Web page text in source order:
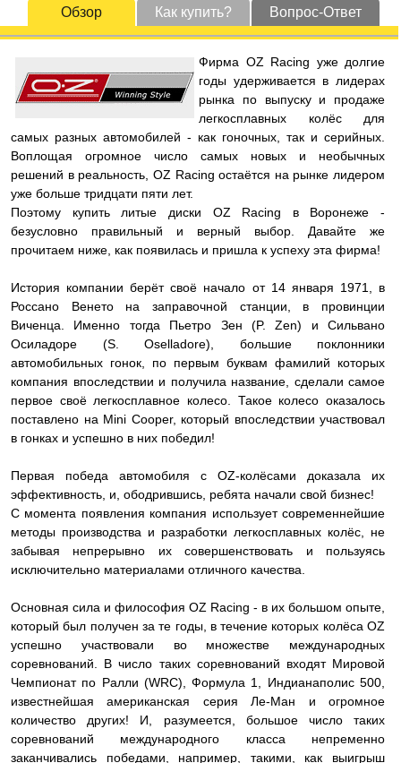
Обзор Как купить? Вопрос-Ответ
Фирма OZ Racing уже долгие
годы удерживается в лидерах
рынка по выпуску и продаже
легкосплавных колёс для
самых разных автомобилей - как гоночных, так и серийных.
Воплощая огромное число самых новых и необычных
решений в реальность, OZ Racing остаётся на рынке лидером
уже больше тридцати пяти лет.
Поэтому купить литые диски OZ Racing в Воронеже -
безусловно правильный и верный выбор. Давайте же
прочитаем ниже, как появилась и пришла к успеху эта фирма!
История компании берёт своё начало от 14 января 1971, в
Россано Венето на заправочной станции, в провинции
Виченца. Именно тогда Пьетро Зен (P. Zen) и Сильвано
Осиладоре (S. Oselladore), большие поклонники
автомобильных гонок, по первым буквам фамилий которых
компания впоследствии и получила название, сделали самое
первое своё легкосплавное колесо. Такое колесо оказалось
поставлено на Mini Cooper, который впоследствии участвовал
в гонках и успешно в них победил!
Первая победа автомобиля с OZ-колёсами доказала их
эффективность, и, ободрившись, ребята начали свой бизнес!
С момента появления компания использует современнейшие
методы производства и разработки легкосплавных колёс, не
забывая непрерывно их совершенствовать и пользуясь
исключительно материалами отличного качества.
Основная сила и философия OZ Racing - в их большом опыте,
который был получен за те годы, в течение которых колёса OZ
успешно участвовали во множестве международных
соревнований. В число таких соревнований входят Мировой
Чемпионат по Ралли (WRC), Формула 1, Индианаполис 500,
известнейшая американская серия Ле-Ман и огромное
количество других! И, разумеется, большое число таких
соревнований международного класса непременно
заканчивались победами, например, такими, как выигрыш